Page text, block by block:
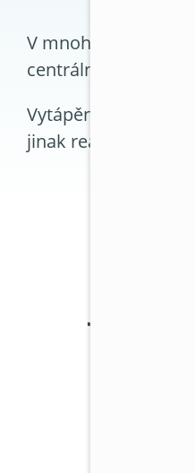
V mnoha firmách je
centrální topení
Vytápění
jinak reagovat na